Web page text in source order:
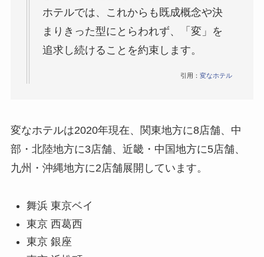
ホテルでは、これからも既成概念や決
まりきった型にとらわれず、「変」を
追求し続けることを約束します。
引用：変なホテル
変なホテルは2020年現在、関東地方に8店舗、中
部・北陸地方に3店舗、近畿・中国地方に5店舗、
九州・沖縄地方に2店舗展開しています。
舞浜 東京ベイ
東京 西葛西
東京 銀座